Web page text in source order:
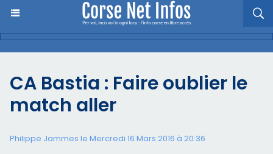
CA Bastia : Faire oublier le
match aller
Philippe Jammes le Mercredi 16 Mars 2016 à 20:36